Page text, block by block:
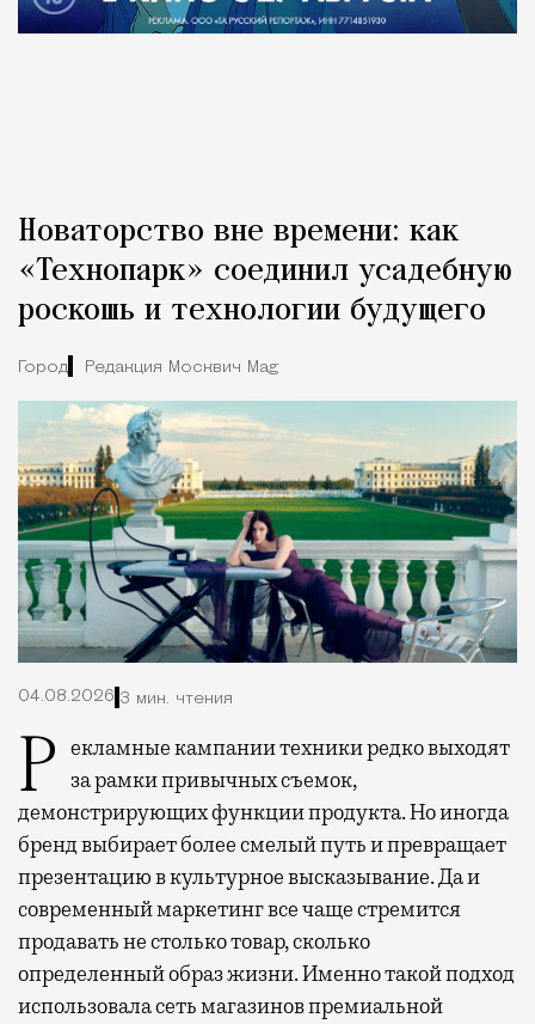
Новаторство вне времени: как
«Технопарк» соединил усадебную
роскошь и технологии будущего
Город Редакция Москвич Mag
04.08.2026 3 мин. чтения
Рекламные кампании техники редко выходят
за рамки привычных съемок,
демонстрирующих функции продукта. Но иногда
бренд выбирает более смелый путь и превращает
презентацию в культурное высказывание. Да и
современный маркетинг все чаще стремится
продавать не столько товар, сколько
определенный образ жизни. Именно такой подход
использовала сеть магазинов премиальной